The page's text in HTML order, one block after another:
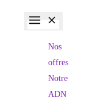
Nos
offres
Notre
ADN